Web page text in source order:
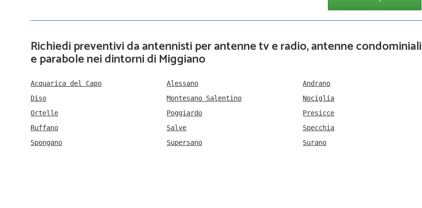
Richiedi preventivi da antennisti per antenne tv e radio, antenne condominiali
e parabole nei dintorni di Miggiano
Acquarica del Capo Alessano
Andrano
Diso
Montesano Salentino
Nociglia
Ortelle
Poggiardo
Presicce
Ruffano
Salve
Specchia
Spongano
Supersano Surano